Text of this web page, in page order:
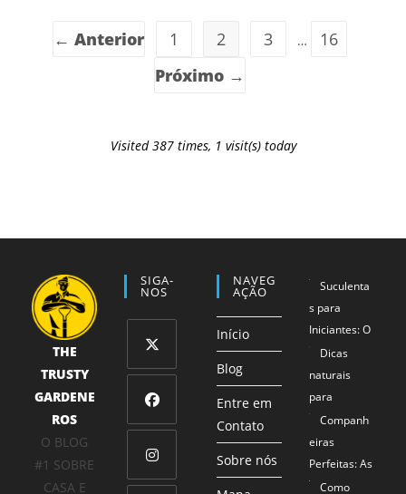
← Anterior 1 2 3 …
16
Próximo →
Visited 387 times, 1 visit(s) today
THE
TRUSTY
GARDENE
ROS
O BLOG
#1 SOBRE
CASA E
SIGA-
NOS
Abre
uma
nova
Abre
uma
Abre
NAVEG
AÇÃO
Início
Blog
Entre em
Contato
Sobre nós
Suculenta
s para
Iniciantes: O
Método 1-2-
3 que
Garante
Sucesso
Mesmo para
Mãos Não
Tão Verdes
Dicas
naturais
para
proteger
seus
alimentos
Companh
eiras
Perfeitas: As
Combinaçõe
Como